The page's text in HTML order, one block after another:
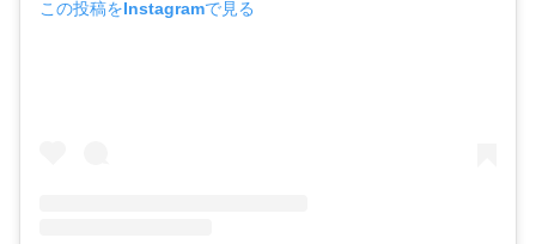
この投稿をInstagramで見る